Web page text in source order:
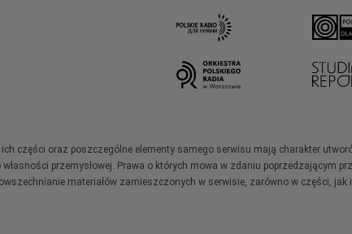
części oraz poszczególne elementy samego serwisu mają charakter
przemysłowej. Prawa o których mowa w zdaniu poprzedzającym
materiałów zamieszczonych w serwisie, zarówno w części,